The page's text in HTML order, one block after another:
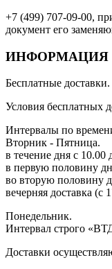
+7 (499) 707-09-00,
документ его
ИНФОРМАЦИЯ
Бесплатные доставки.
Условия бесплатных
Интервалы по
Вторник - Пятница.
в течение дня с 10.00
в первую половину
во вторую половину
вечерняя доставка (с
Понедельник.
Интервал строго
Доставки